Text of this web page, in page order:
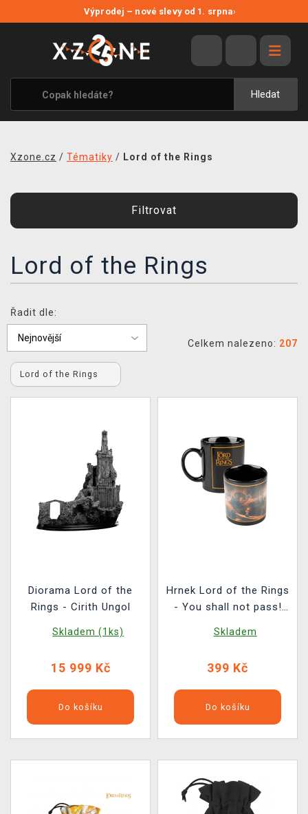
Výprodej – nové slevy od 1. srpna›
Hledat
VÝPRODEJ
VIDEOHRY
XZONE ORIGINALS
TÉMATIKY
BLOG
KONTAKT
DOPRAVA
XZONE KLUB
TCG & BOARDGAME HUB
Xzone.cz / Tématiky / Lord of the Rings
Filtrovat
Lord of the Rings
Řadit dle:
Celkem nalezeno: 207
Lord of the Rings
Diorama Lord of the
Rings - Cirith Ungol
Skladem (1ks)
15 999 Kč
Do košíku
Hrnek Lord of the Rings
- You shall not pass!
Skladem
399 Kč
Do košíku